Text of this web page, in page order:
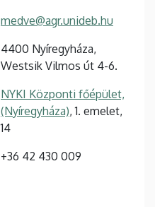
medve@agr.unideb.hu
4400 Nyíregyháza,
Westsik Vilmos út 4-6.
NYKI Központi főépület,
(Nyíregyháza), 1. emelet,
14
+36 42 430 009